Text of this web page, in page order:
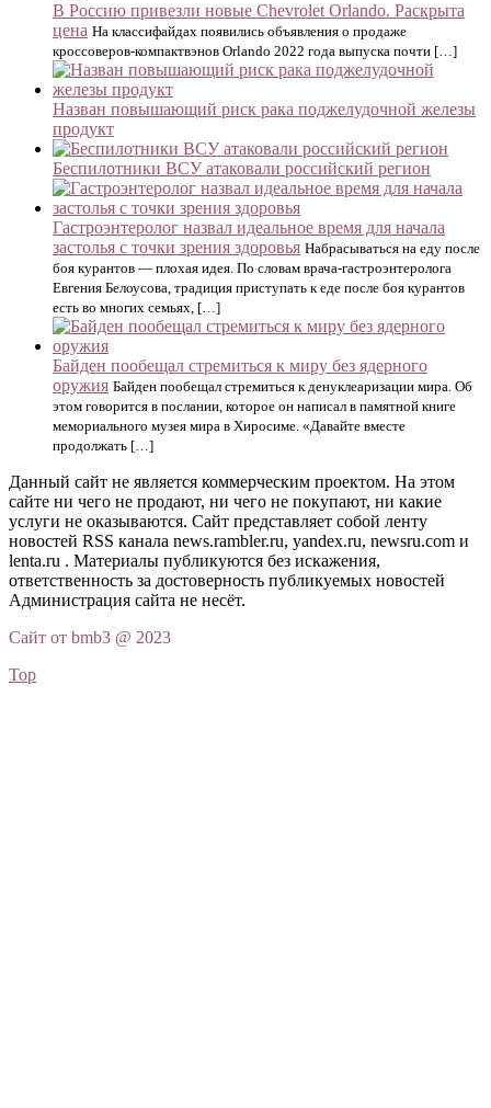
В Россию привезли новые Chevrolet Orlando. Раскрыта
цена На классифайдах появились объявления о продаже
кроссоверов-компактвэнов Orlando 2022 года выпуска почти […]
Назван повышающий риск рака поджелудочной железы
продукт
Беспилотники ВСУ атаковали российский регион
Гастроэнтеролог назвал идеальное время для начала
застолья с точки зрения здоровья Набрасываться на еду после
боя курантов — плохая идея. По словам врача-гастроэнтеролога
Евгения Белоусова, традиция приступать к еде после боя курантов
есть во многих семьях, […]
Байден пообещал стремиться к миру без ядерного
оружия Байден пообещал стремиться к денуклеаризации мира. Об
этом говорится в послании, которое он написал в памятной книге
мемориального музея мира в Хиросиме. «Давайте вместе
продолжать […]
Данный сайт не является коммерческим проектом. На этом
сайте ни чего не продают, ни чего не покупают, ни какие
услуги не оказываются. Сайт представляет собой ленту
новостей RSS канала news.rambler.ru, yandex.ru, newsru.com и
lenta.ru . Материалы публикуются без искажения,
ответственность за достоверность публикуемых новостей
Администрация сайта не несёт.
Сайт от bmb3 @ 2023
Top